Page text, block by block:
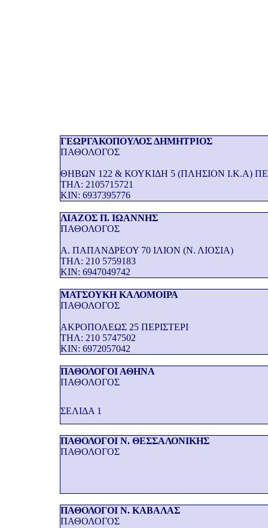
ΓΕΩΡΓΑΚΟΠΟΥΛΟΣ ΔΗΜΗΤΡΙΟΣ
ΠΑΘΟΛΟΓΟΣ
ΘΗΒΩΝ 122 & ΚΟΥΚΙΔΗ 5 (ΠΛΗΣΙΟΝ Ι.Κ.Α)
THΛ: 2105715721
KIN: 6937395776
ΛΙΑΖΟΣ Π. ΙΩΑΝΝΗΣ
ΠΑΘΟΛΟΓΟΣ
Α. ΠΑΠΑΝΔΡΕΟΥ 70 ΙΛΙΟΝ (Ν. ΛΙΟΣΙΑ)
THΛ: 210 5759183
KIN: 6947049742
ΜΑΤΣΟΥΚΗ ΚΑΛΟΜΟΙΡΑ
ΠΑΘΟΛΟΓΟΣ
ΑΚΡΟΠΟΛΕΩΣ 25 ΠΕΡΙΣΤΕΡΙ
THΛ: 210 5747502
KIN: 6972057042
ΠΑΘΟΛΟΓΟΙ ΑΘΗΝΑ
ΠΑΘΟΛΟΓΟΣ
ΣΕΛΙΔΑ 1
ΠΑΘΟΛΟΓΟΙ Ν. ΘΕΣΣΑΛΟΝΙΚΗΣ
ΠΑΘΟΛΟΓΟΣ
ΠΑΘΟΛΟΓΟΙ Ν. ΚΑΒΑΛΑΣ
ΠΑΘΟΛΟΓΟΣ